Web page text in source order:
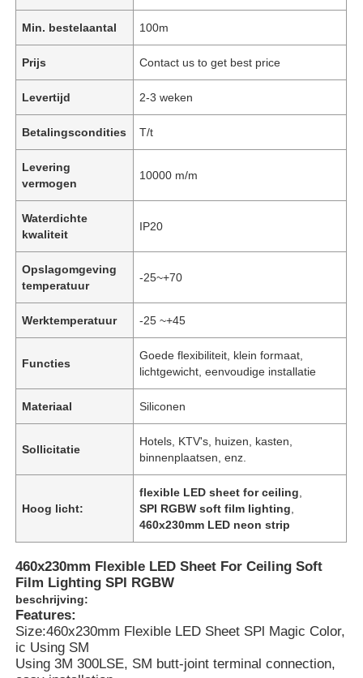
Min. bestelaantal 100m
Prijs Contact us to get best price
Levertijd 2-3 weken
Betalingscondities T/t
Levering
vermogen
10000 m/m
Waterdichte
kwaliteit
IP20
Opslagomgeving
temperatuur
-25~+70
Werktemperatuur -25 ~+45
Functies
Goede flexibiliteit, klein formaat,
lichtgewicht, eenvoudige installatie
Materiaal Siliconen
Sollicitatie
Hotels, KTV's, huizen, kasten,
binnenplaatsen, enz.
Hoog licht:
flexible LED sheet for ceiling
SPI RGBW soft film lighting
460x230mm LED neon strip
460x230mm Flexible LED Sheet For Ceiling Soft
Film Lighting SPI RGBW
beschrijving:
Features:
Size:460x230mm Flexible LED Sheet SPl Magic Color,
ic Using SM
Using 3M 300LSE, SM butt-joint terminal connection,